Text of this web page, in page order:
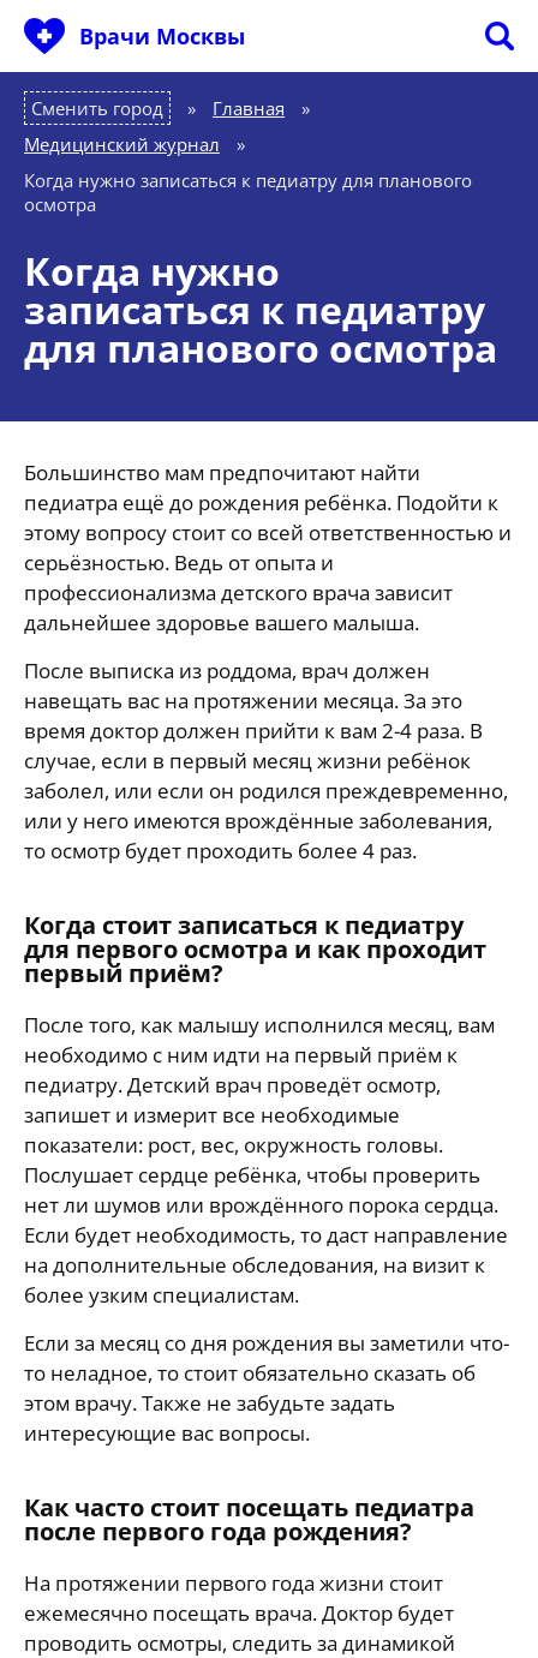
Врачи Москвы
Сменить город Главная
»
Медицинский журнал
»
Когда нужно записаться к педиатру для планового
осмотра
Когда нужно
записаться к педиатру
для планового осмотра
Большинство мам предпочитают найти
педиатра ещё до рождения ребёнка. Подойти к
этому вопросу стоит со всей ответственностью и
серьёзностью. Ведь от опыта и
профессионализма детского врача зависит
дальнейшее здоровье вашего малыша.
После выписка из роддома, врач должен
навещать вас на протяжении месяца. За это
время доктор должен прийти к вам 2-4 раза. В
случае, если в первый месяц жизни ребёнок
заболел, или если он родился преждевременно,
или у него имеются врождённые заболевания,
то осмотр будет проходить более 4 раз.
Когда стоит записаться к педиатру
для первого осмотра и как проходит
первый приём?
После того, как малышу исполнился месяц, вам
необходимо с ним идти на первый приём к
педиатру. Детский врач проведёт осмотр,
запишет и измерит все необходимые
показатели: рост, вес, окружность головы.
Послушает сердце ребёнка, чтобы проверить
нет ли шумов или врождённого порока сердца.
Если будет необходимость, то даст направление
на дополнительные обследования, на визит к
более узким специалистам.
Если за месяц со дня рождения вы заметили что-
то неладное, то стоит обязательно сказать об
этом врачу. Также не забудьте задать
интересующие вас вопросы.
Как часто стоит посещать педиатра
после первого года рождения?
На протяжении первого года жизни стоит
ежемесячно посещать врача. Доктор будет
проводить осмотры, следить за динамикой